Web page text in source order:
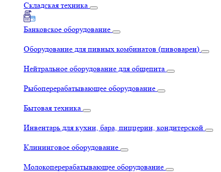
Складская техника
Банковское оборудование
Оборудование для пивных комбинатов (пивоварен)
Нейтральное оборудование для общепита
Рыбоперерабатывающее оборудование
Бытовая техника
Инвентарь для кухни, бара, пиццерии, кондитерской
Клининговое оборудование
Молокоперерабатывающее оборудование